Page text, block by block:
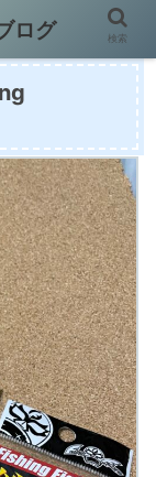
ログ 検索